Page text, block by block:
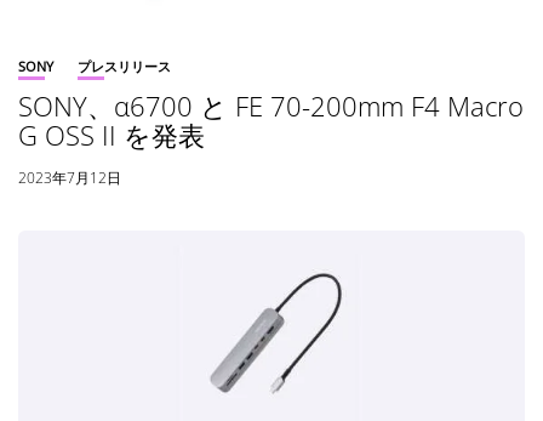
SONY プレスリリース
SONY、α6700 と FE 70-200mm F4 Macro
G OSS II を発表
2023年7月12日